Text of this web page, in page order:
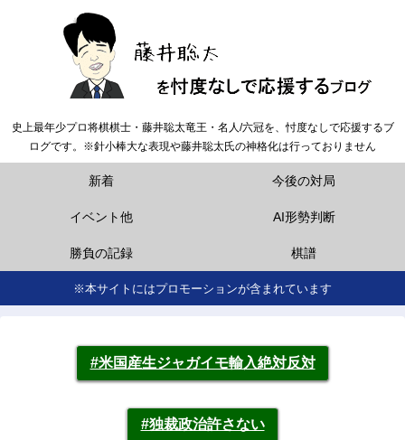
史上最年少プロ将棋棋士・藤井聡太竜王・名人/六冠を、忖度なしで応援するブ
ログです。※針小棒大な表現や藤井聡太氏の神格化は行っておりません
新着 今後の対局
イベント他 AI形勢判断
勝負の記録 棋譜
※本サイトにはプロモーションが含まれています
#米国産生ジャガイモ輸入絶対反対
#独裁政治許さない